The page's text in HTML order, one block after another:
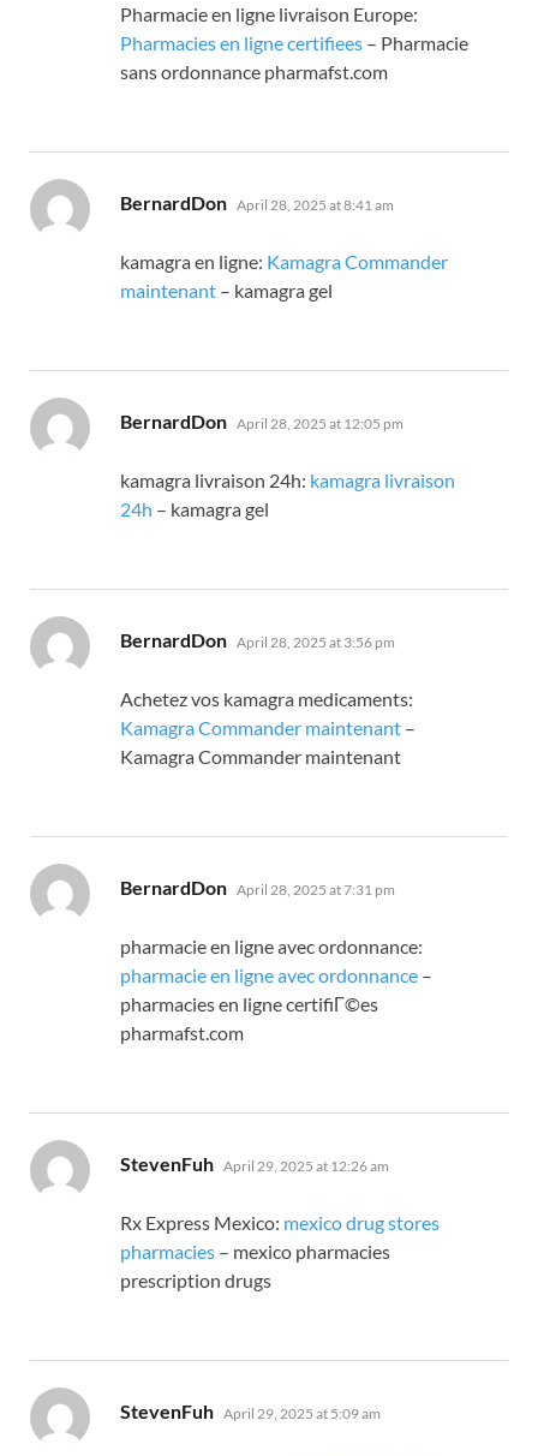
Pharmacie en ligne livraison Europe:
Pharmacies en ligne certifiees – Pharmacie
sans ordonnance pharmafst.com
BernardDon says:
April 28, 2025 at 8:41 am
kamagra en ligne: Kamagra Commander
maintenant – kamagra gel
BernardDon says:
April 28, 2025 at 12:05 pm
kamagra livraison 24h: kamagra livraison
24h – kamagra gel
BernardDon says:
April 28, 2025 at 3:56 pm
Achetez vos kamagra medicaments:
Kamagra Commander maintenant –
Kamagra Commander maintenant
BernardDon says:
April 28, 2025 at 7:31 pm
pharmacie en ligne avec ordonnance:
pharmacie en ligne avec ordonnance –
pharmacies en ligne certifiГ©es
pharmafst.com
StevenFuh says:
April 29, 2025 at 12:26 am
Rx Express Mexico: mexico drug stores
pharmacies – mexico pharmacies
prescription drugs
StevenFuh says:
April 29, 2025 at 5:09 am